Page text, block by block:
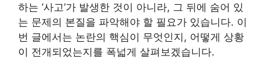
하는 ‘사고’가 발생한 것이 아니라, 그 뒤에 숨어 있
는 문제의 본질을 파악해야 할 필요가 있습니다. 이
번 글에서는 논란의 핵심이 무엇인지, 어떻게 상황
이 전개되었는지를 폭넓게 살펴보겠습니다.